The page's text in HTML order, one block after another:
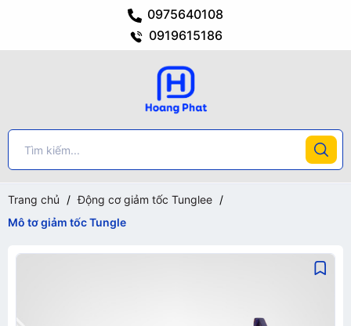
0975640108
0919615186
Trang chủ / Động cơ giảm tốc Tunglee /
Mô tơ giảm tốc Tungle